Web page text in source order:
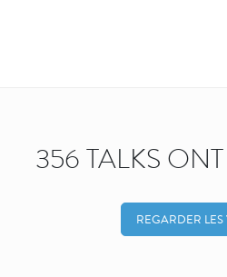
356 TALKS
REGARDER